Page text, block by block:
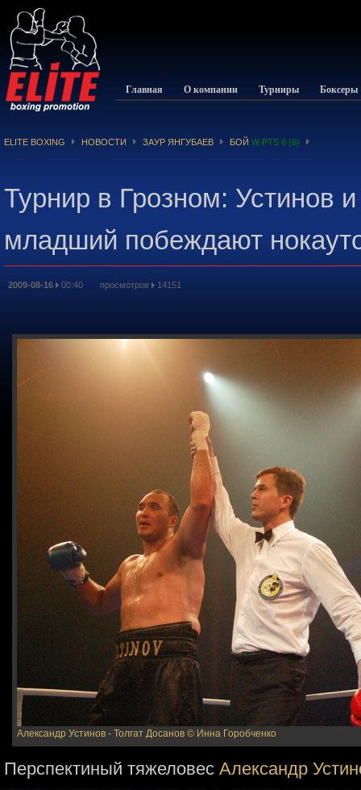
Главная О компании Турниры Боксеры
ELITE BOXING НОВОСТИ ЗАУР ЯНГУБАЕВ БОЙ W PTS 6 (6)
Турнир в Грозном: Устинов
младший побеждают
2009-08-16 00:40 просмотров 14151
Александр Устинов - Толгат Досанов © Инна Горобченко
Перспектиный тяжеловес Александр